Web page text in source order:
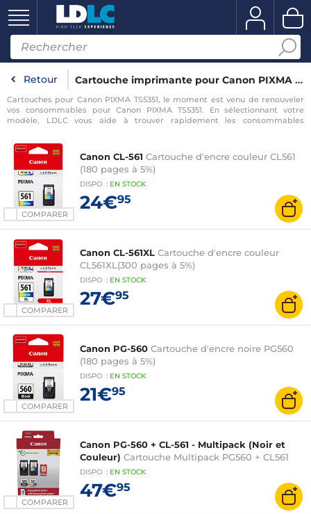
Retour Cartouche imprimante pour Canon PIXMA TS5351
Cartouches pour Canon PIXMA TS5351, le moment est venu de renouveler
vos consommables pour Canon PIXMA TS5351. En sélectionnant votre
modèle, LDLC vous aide à trouver rapidement les consommables
COMPARER
Canon CL-561 Cartouche d'encre couleur CL561
(180 pages à 5%)
DISPO : EN STOCK
24€95
COMPARER
Canon CL-561XL Cartouche d'encre couleur
CL561XL(300 pages à 5%)
DISPO : EN STOCK
27€95
COMPARER
Canon PG-560 Cartouche d'encre noire PG560
(180 pages à 5%)
DISPO : EN STOCK
21€95
COMPARER
Canon PG-560 + CL-561 - Multipack (Noir et
Couleur) Cartouche Multipack PG560 + CL561
DISPO : EN STOCK
47€95